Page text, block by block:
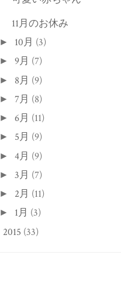
11月のお休み
► 10月 (3)
►9月 (7)
► 8月 (9)
►7月 (8)
►6月 (11)
► 5月 (9)
►4月 (9)
►3月 (7)
► 2月 (11)
► 1月 (3)
2015 (33)